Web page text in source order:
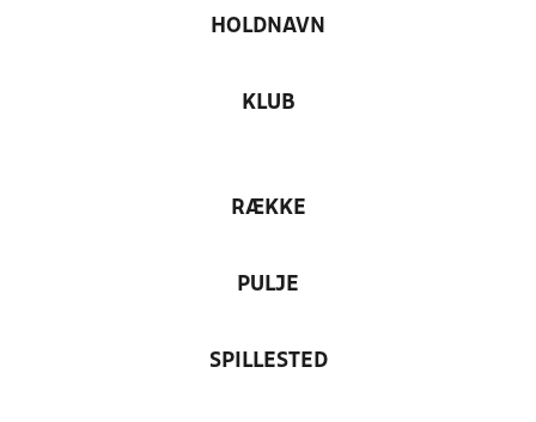
HOLDNAVN
KLUB
RÆKKE
PULJE
SPILLESTED